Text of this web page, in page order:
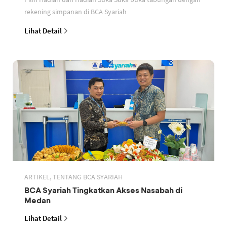
rekening simpanan di BCA Syariah
Lihat Detail
ARTIKEL, TENTANG BCA SYARIAH
BCA Syariah Tingkatkan Akses Nasabah di
Medan
Lihat Detail